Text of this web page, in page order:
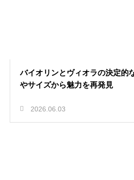
バイオリンとヴィオラの決定的
やサイズから魅力を再発見
2026.06.03